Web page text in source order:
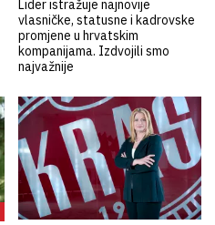
Lider istražuje najnovije
vlasničke, statusne i kadrovske
promjene u hrvatskim
kompanijama. Izdvojili smo
najvažnije